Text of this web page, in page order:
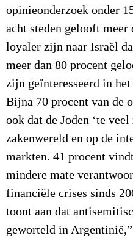
opinieonderzoek onder
acht steden gelooft meer
loyaler zijn naar Israël
meer dan 80 procent
zijn geïnteresseerd in
Bijna 70 procent van de
ook dat de Joden ‘te
zakenwereld en op de
markten. 41 procent
mindere mate
financiële crises sinds
toont aan dat
geworteld in